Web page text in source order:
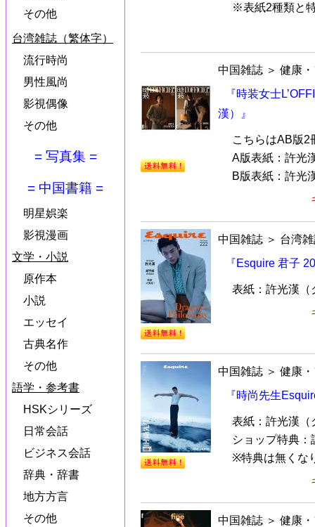
その他
台湾雑誌（繁体字）
流行時尚
男性風尚
影視偶像
その他
= 写真集 =
= 中国書籍 =
明星娯楽
影視漫画
文学・小説
原作本
小説
エッセイ
古典名作
その他
語学・参考書
HSKシリーズ
日常会話
ビジネス会話
辞典・辞書
地方方言
その他
※表紙2種類と
中国雑誌 ＞ 健康
『時装女士
漢）』
こちらはAB版2
A版表紙：許光
B版表紙：許光
中国雑誌 ＞ 台湾
『Esquire 君子
表紙：許光漢（
中国雑誌 ＞ 健康
『時尚先生
表紙：許光漢（
ショップ特典
※特典は無くな
中国雑誌 ＞ 健康